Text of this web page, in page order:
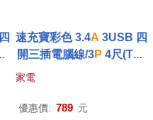
速充寶彩色 3.4A 3USB 四
開三插電腦線/3P 4尺(Typ
eA*2+TypeC*1)(顏色任
家電
優惠價: 789 元